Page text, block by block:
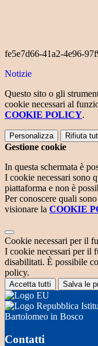
fe5e7d66-41a2-4e96-
Notizie
Questo sito o gli
cookie necessari al
COOKIE POLICY.
Personalizza Rifiuta
Gestione cookie
In questa schermata è
I cookie necessari sono
piattaforma e non è
Per conoscere quali
visionare la COOKIE
Cookie necessari per il
I cookie necessari per il
disabilitati. È possibile
policy.
Accetta tutti Salva le
Bartolomeo in Bosco
Contatti